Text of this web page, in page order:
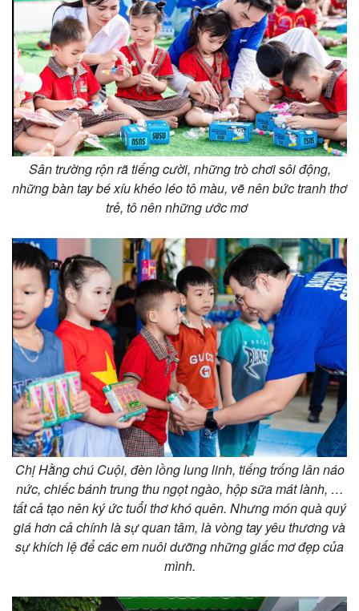
Sân trường rộn rã tiếng cười, những trò chơi sôi động,
những bàn tay bé xíu khéo léo tô màu, vẽ nên bức tranh thơ
trẻ, tô nên những ước mơ
Chị Hằng chú Cuội, đèn lồng lung linh, tiếng trống lân náo
nức, chiếc bánh trung thu ngọt ngào, hộp sữa mát lành, …
tất cả tạo nên ký ức tuổi thơ khó quên. Nhưng món quà quý
giá hơn cả chính là sự quan tâm, là vòng tay yêu thương và
sự khích lệ để các em nuôi dưỡng những giấc mơ đẹp của
mình.